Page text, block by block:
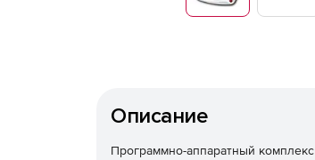
Описание
Программно-аппаратный комплекс